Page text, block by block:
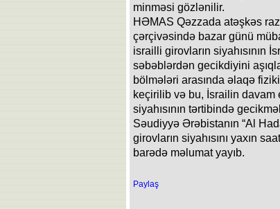
minməsi gözlənilir.
HƏMAS Qəzzada atəşkəs
çərçivəsində bazar günü
israilli girovların siyahısının
səbəblərdən gecikdiyini
bölmələri arasında əlaqə
keçirilib və bu, İsrailin davam
siyahısının tərtibində
Səudiyyə Ərəbistanın “Al
girovların siyahısını yaxın
barədə məlumat yayıb.
Paylaş